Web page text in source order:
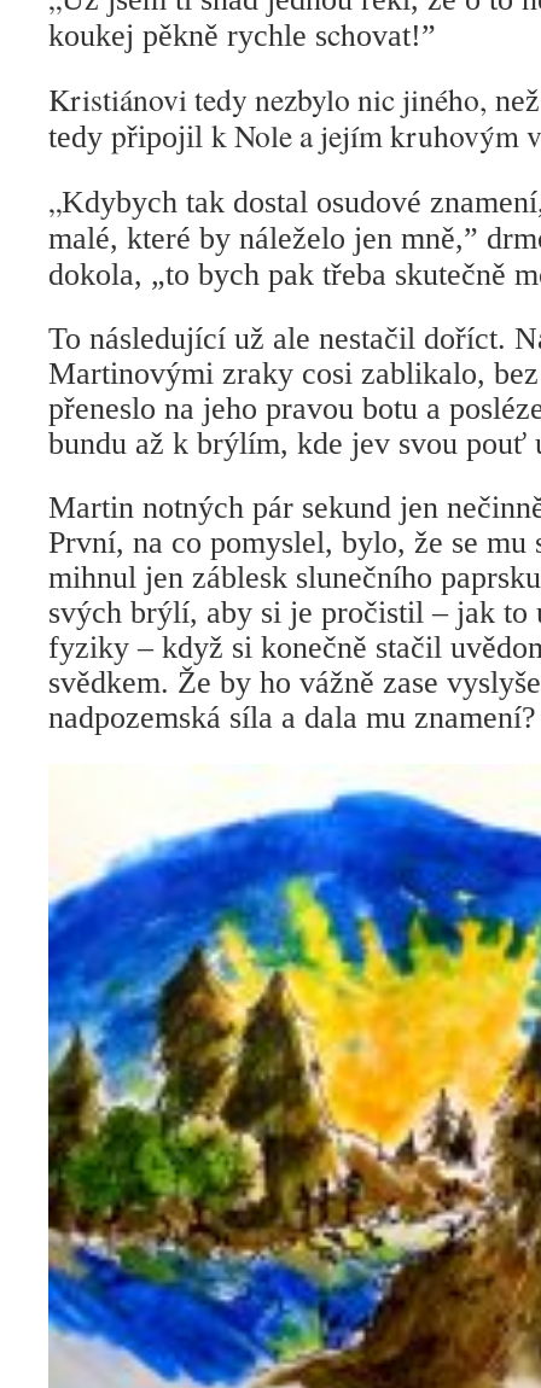
koukej pěkně rychle schovat!”
Kristiánovi tedy nezbylo nic jiného,
tedy připojil k Nole a jejím kruhovým
„Kdybych tak dostal osudové
malé, které by náleželo jen mně,”
dokola, „to bych pak třeba skutečně
To následující už ale nestačil doříct.
Martinovými zraky cosi zablikalo,
přeneslo na jeho pravou botu a
bundu až k brýlím, kde jev svou pouť
Martin notných pár sekund jen
První, na co pomyslel, bylo, že se mu
mihnul jen záblesk slunečního
svých brýlí, aby si je pročistil – jak to
fyziky – když si konečně stačil
svědkem. Že by ho vážně zase
nadpozemská síla a dala mu znamení?